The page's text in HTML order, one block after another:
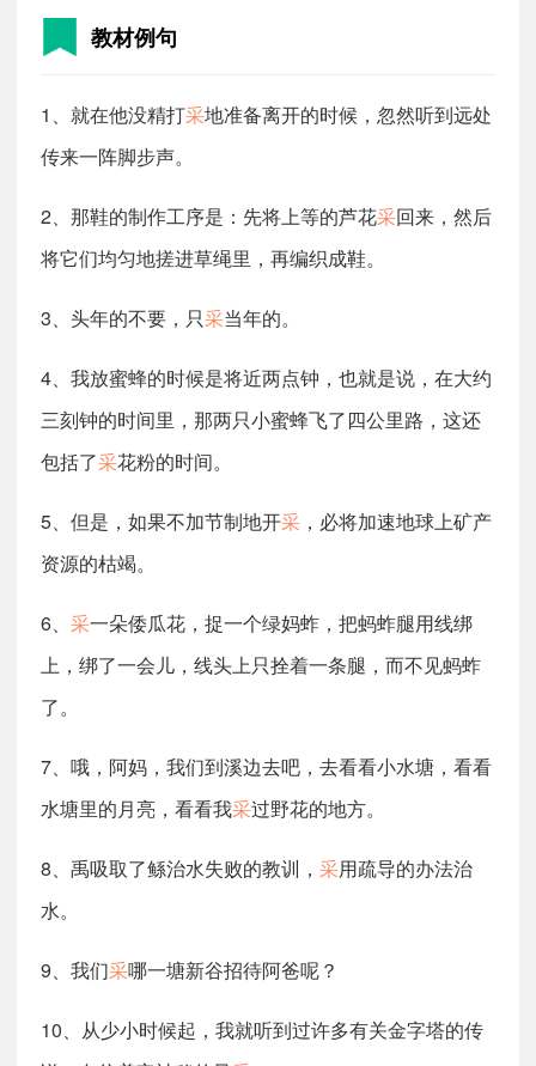
教材例句
1、就在他没精打采地准备离开的时候，忽然听到远处
传来一阵脚步声。
2、那鞋的制作工序是：先将上等的芦花采回来，然后
将它们均匀地搓进草绳里，再编织成鞋。
3、头年的不要，只采当年的。
4、我放蜜蜂的时候是将近两点钟，也就是说，在大约
三刻钟的时间里，那两只小蜜蜂飞了四公里路，这还
包括了采花粉的时间。
5、但是，如果不加节制地开采 ，必将加速地球上矿产
资源的枯竭。
6、 采一朵倭瓜花，捉一个绿妈蚱，把蚂蚱腿用线绑
上，绑了一会儿，线头上只拴着一条腿，而不见蚂蚱
了。
7、哦，阿妈，我们到溪边去吧，去看看小水塘，看看
水塘里的月亮，看看我采过野花的地方。
8、禹吸取了鲧治水失败的教训， 采用疏导的办法治
水。
9、我们采哪一塘新谷招待阿爸呢？
10、从少小时候起，我就听到过许多有关金字塔的传